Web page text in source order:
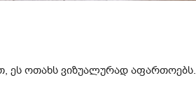
ეს ოთახს ვიზუალურად აფართოებს.